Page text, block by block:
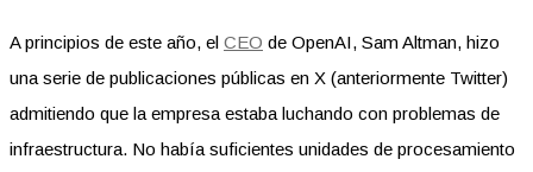
A principios de este año, el CEO de OpenAI, Sam Altman, hizo
una serie de publicaciones públicas en X (anteriormente Twitter)
admitiendo que la empresa estaba luchando con problemas de
infraestructura. No había suficientes unidades de procesamiento